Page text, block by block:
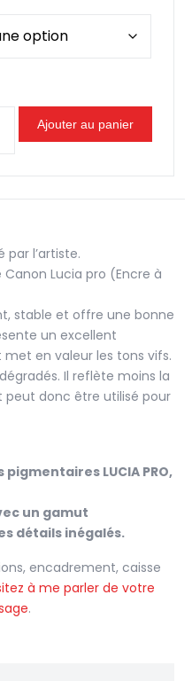
Ajouter au panier
l’artiste.
Canon Lucia pro (Encre à
stable et offre une bonne
un excellent
en valeur les tons vifs.
Il reflète moins la
peut donc être utilisé pour
LUCIA PRO,
un gamut
détails inégalés.
encadrement, caisse
à me parler de votre
.